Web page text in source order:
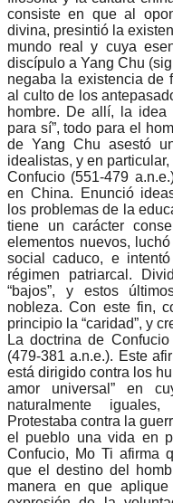
consiste en que al
divina, presintió la
mundo real y cuya
discípulo a Yang Chu
negaba la existencia de
al culto de los
hombre. De allí, la idea
para sí”, todo para el
de Yang Chu asestó
idealistas, y en
Confucio (551-479
en China. Enunció
los problemas de la
tiene un carácter
elementos nuevos,
social caduco, e
régimen patriarcal.
“bajos”, y estos
nobleza. Con este fin,
principio la “caridad”, y
La doctrina de
(479-381 a.n.e.). Este
está dirigido contra los
amor universal” en
naturalmente
Protestaba contra la
el pueblo una vida en
Confucio, Mo Ti afirma
que el destino del
manera en que aplique